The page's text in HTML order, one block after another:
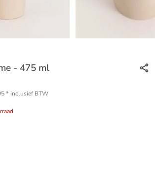
- 475 ml
* inclusief BTW